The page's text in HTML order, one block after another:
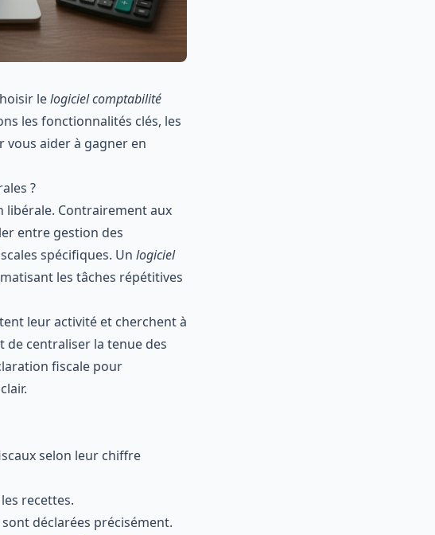
lelogiciel comptabilité
les fonctionnalités clés, les
aider à gagner en
?
libérale. Contrairement aux
entre gestion des
spécifiques. Un logiciel
les tâches répétitives
leur activité et cherchent à
centraliser la tenue des
fiscale pour
selon leur chiffre
recettes.
déclarées précisément.